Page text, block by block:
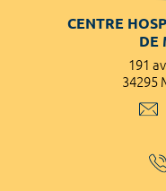
CENTRE
DE
191
34295